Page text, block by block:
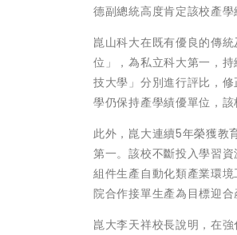
德副總統高度肯定該校產學
崑山科大在既有優良的傳
位」，為私立科大第一，
技大學」分別進行評比，
學仍保持產學績優單位，該
此外，崑大連續5年榮獲教
第一。該校不斷投入學習
組件生產自動化類產業環
院合作接單生產為目標迎合
崑大李天祥校長說明，在